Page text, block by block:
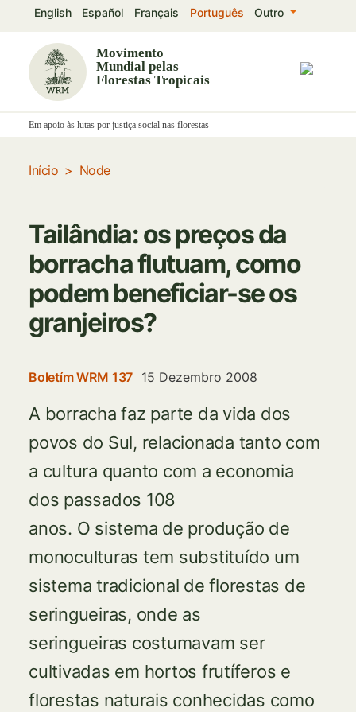
Passar
conteúdo
principal
Movimento
Mundial pelas
Florestas Tropicais
English Español Français Português Outro
Em apoio às lutas por justiça social nas florestas
Início Node
Tailândia: os preços da
borracha flutuam, como
podem beneficiar-se os
granjeiros?
Boletím WRM 137 15 Dezembro 2008
A borracha faz parte da vida dos
povos do Sul, relacionada tanto com
a cultura quanto com a economia
dos passados 108
anos. O sistema de produção de
monoculturas tem substituído um
sistema tradicional de florestas de
seringueiras, onde as
seringueiras costumavam ser
cultivadas em hortos frutíferos e
florestas naturais conhecidas como